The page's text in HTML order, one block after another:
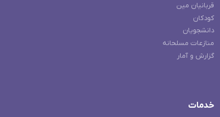
قربانیان مین
کودکان
دانشجویان
منازعات مسلحانه
گزارش و آمار
خدمات